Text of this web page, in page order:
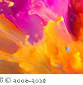
© ২০০৬-২০১৫